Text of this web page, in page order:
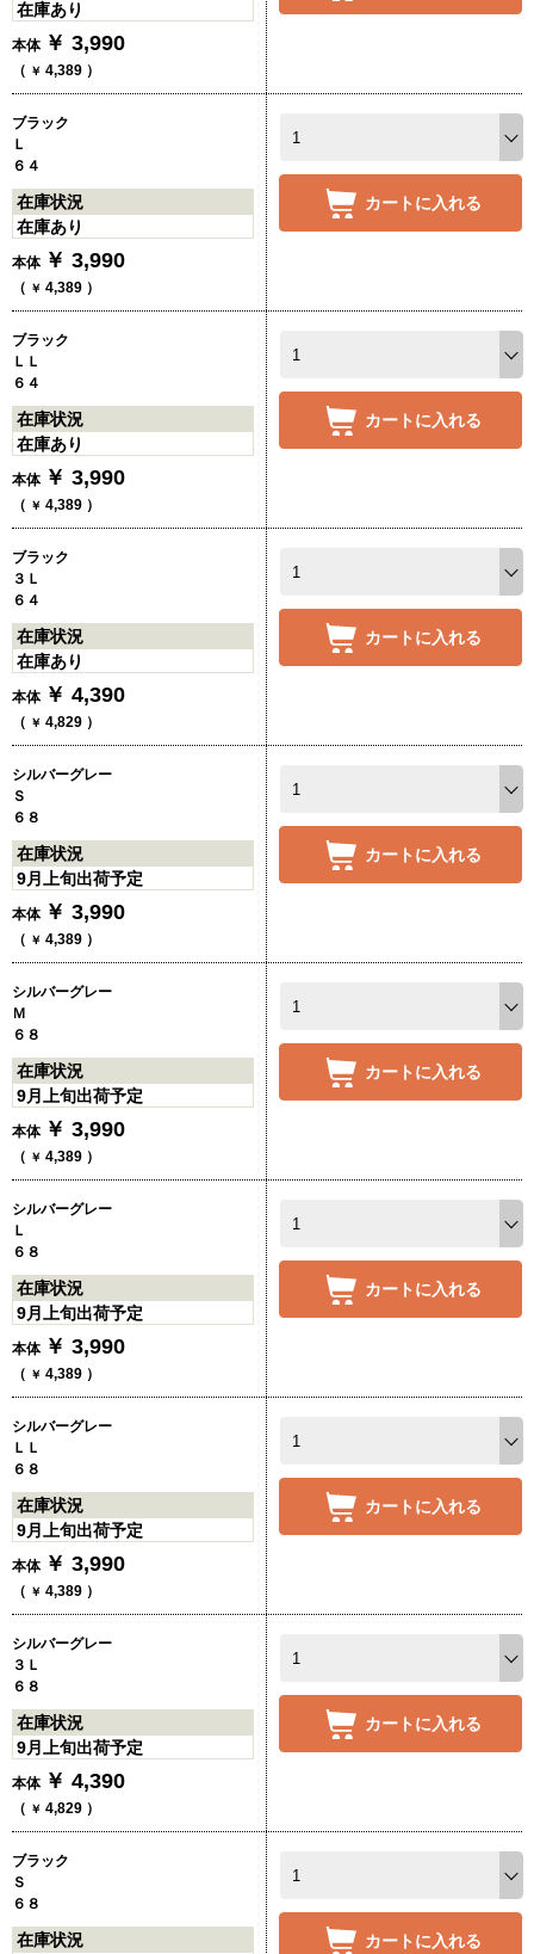
在庫あり
本体 ￥ 3,990
（ ￥ 4,389 ）
ブラック
Ｌ
６４
在庫状況
在庫あり
本体 ￥ 3,990
（ ￥ 4,389 ）
カートに入れる
ブラック
ＬＬ
６４
在庫状況
在庫あり
本体 ￥ 3,990
（ ￥ 4,389 ）
カートに入れる
ブラック
３Ｌ
６４
在庫状況
在庫あり
本体 ￥ 4,390
（ ￥ 4,829 ）
カートに入れる
シルバーグレー
Ｓ
６８
在庫状況
9月上旬出荷予定
本体 ￥ 3,990
（ ￥ 4,389 ）
カートに入れる
シルバーグレー
Ｍ
６８
在庫状況
9月上旬出荷予定
本体 ￥ 3,990
（ ￥ 4,389 ）
カートに入れる
シルバーグレー
Ｌ
６８
在庫状況
9月上旬出荷予定
本体 ￥ 3,990
（ ￥ 4,389 ）
カートに入れる
シルバーグレー
ＬＬ
６８
在庫状況
9月上旬出荷予定
本体 ￥ 3,990
（ ￥ 4,389 ）
カートに入れる
シルバーグレー
３Ｌ
６８
在庫状況
9月上旬出荷予定
本体 ￥ 4,390
（ ￥ 4,829 ）
カートに入れる
ブラック
Ｓ
６８
在庫状況
カートに入れる